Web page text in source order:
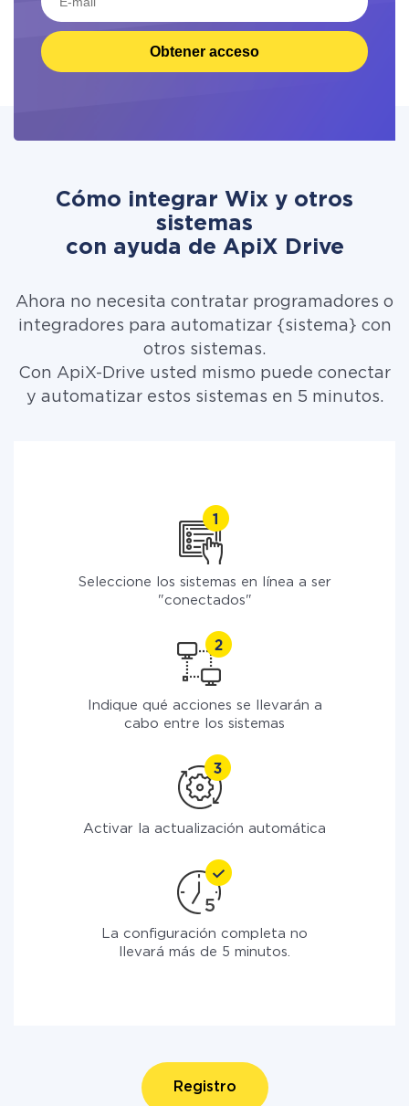
Obtener acceso
Cómo integrar Wix y otros
sistemas
con ayuda de ApiX Drive
Ahora no necesita contratar programadores o
integradores para automatizar {sistema} con
otros sistemas.
Con ApiX-Drive usted mismo puede conectar
y automatizar estos sistemas en 5 minutos.
Seleccione los sistemas en línea a ser
"conectados"
Indique qué acciones se llevarán a
cabo entre los sistemas
Activar la actualización automática
La configuración completa no
llevará más de 5 minutos.
Registro